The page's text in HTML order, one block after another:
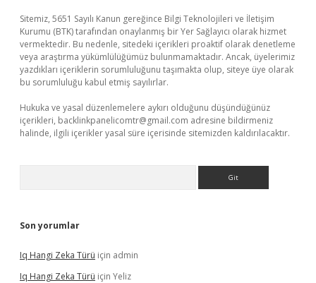
Sitemiz, 5651 Sayılı Kanun gereğince Bilgi Teknolojileri ve İletişim
Kurumu (BTK) tarafından onaylanmış bir Yer Sağlayıcı olarak hizmet
vermektedir. Bu nedenle, sitedeki içerikleri proaktif olarak denetleme
veya araştırma yükümlülüğümüz bulunmamaktadır. Ancak, üyelerimiz
yazdıkları içeriklerin sorumluluğunu taşımakta olup, siteye üye olarak
bu sorumluluğu kabul etmiş sayılırlar.
Hukuka ve yasal düzenlemelere aykırı olduğunu düşündüğünüz
içerikleri, backlinkpanelicomtr@gmail.com adresine bildirmeniz
halinde, ilgili içerikler yasal süre içerisinde sitemizden kaldırılacaktır.
Son yorumlar
Iq Hangi Zeka Türü için admin
Iq Hangi Zeka Türü için Yeliz